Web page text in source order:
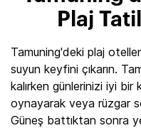
Plaj
Tamuning'deki plaj
suyun keyfini çıkarın.
kalırken günlerinizi iyi
oynayarak veya rüzgar
Güneş battıktan sonra